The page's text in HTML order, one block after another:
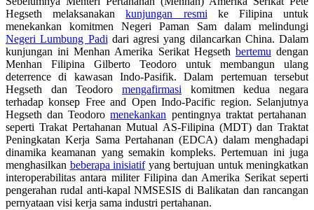
Hegseth melaksanakankunjungan resmi ke Filipina untuk
menekankan komitmen Negeri Paman Sam dalam melindungi
Negeri Lumbung Padi dari agresi yang dilancarkan China. Dalam
kunjungan ini Menhan Amerika Serikat Hegseth bertemu dengan
Menhan Filipina Gilberto Teodoro untuk membangun ulang
deterrencedi kawasan Indo-Pasifik. Dalam pertemuan tersebut
Hegseth dan Teodoro mengafirmasi komitmenkedua negara
terhadap konsep Free and Open Indo-Pacific region. Selanjutnya
Hegseth dan Teodoromenekankan pentingnya traktat pertahanan
seperti Trakat Pertahanan Mutual AS-Filipina (MDT) dan Traktat
Peningkatan Kerja Sama Pertahanan(EDCA) dalam menghadapi
dinamika keamanan yang semakin kompleks.Pertemuan ini juga
menghasilkan beberapa inisiatifyang bertujuan untuk meningkatkan
interoperabilitas antara militer Filipina dan Amerika Serikat seperti
pengerahan rudal anti-kapal NMSESIS di Balikatan dan rancangan
pernyataan visi kerja sama industri pertahanan.